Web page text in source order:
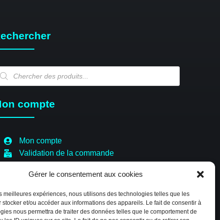
Gérer le consentement aux cookies
meilleures expériences, nous utilisons des technologies telles que les
stocker et/ou accéder aux informations des appareils. Le fait de consentir à
nous permettra de traiter des données telles que le comportement de
compte
Mon compte
Validation de la commande
Boutique
Paiement sécurisé
Politique de cookies (EU)